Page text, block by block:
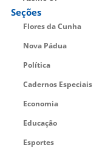
Seções
Flores da Cunha
Nova Pádua
Política
Cadernos Especiais
Economia
Educação
Esportes